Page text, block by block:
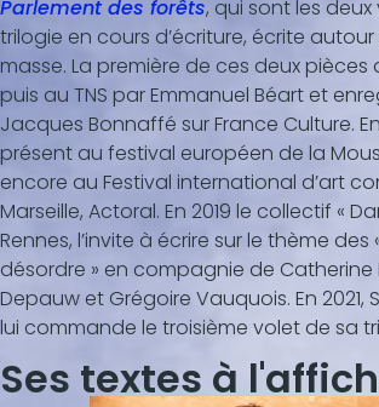
Parlement des forêts, qui sont les deux
trilogie en cours d’écriture, écrite autour
masse. La première de ces deux pièces
puis au TNS par Emmanuel Béart et
Jacques Bonnaffé sur France Culture. En
présent au festival européen de la
encore au Festival international d’art
Marseille, Actoral. En 2019 le collectif «
Rennes, l’invite à écrire sur le thème des
désordre » en compagnie de Catherine
Depauw et Grégoire Vauquois. En 2021,
lui commande le troisième volet de sa
Ses textes à